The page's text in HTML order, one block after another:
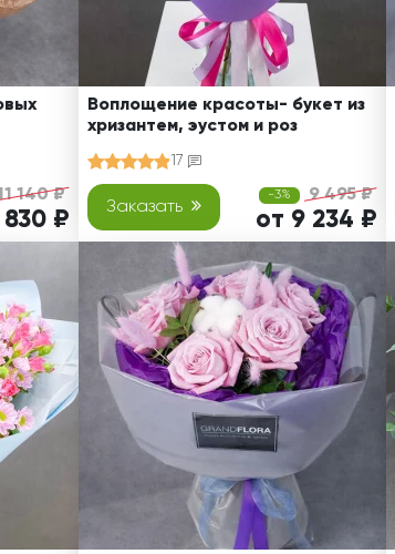
140 ₽
830 ₽
Воплощение красоты- букет из
хризантем, эустом и роз
17
Заказать
-3% 9 495 ₽
от 9 234 ₽